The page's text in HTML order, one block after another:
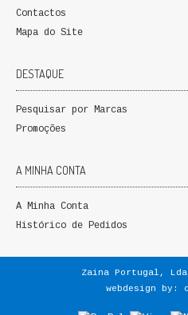
Contactos
Mapa do Site
DESTAQUE
Pesquisar por Marcas
Promoções
A MINHA CONTA
A Minha Conta
Histórico de Pedidos
Zaina Portugal,
webdesign by: